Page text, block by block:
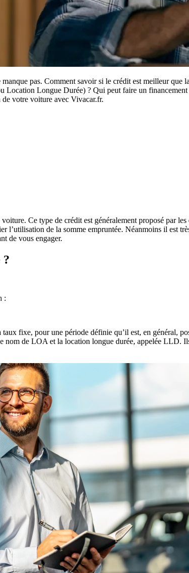
pas. Comment savoir si le crédit est meilleur que
Longue Durée) ? Qui peut faire un financement
votre voiture avec Vivacar.fr.
Ce type de crédit est généralement proposé par
l’utilisation de la somme empruntée. Néanmoins il est
de vous engager.
?
:
fixe, pour une période définie qu’il est, en général,
nom de LOA et la location longue durée, appelée LLD.